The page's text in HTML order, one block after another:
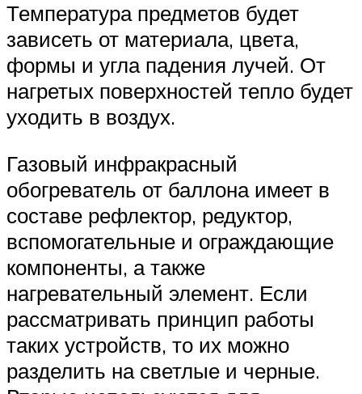
Температура предметов будет
зависеть от материала, цвета,
формы и угла падения лучей. От
нагретых поверхностей тепло будет
уходить в воздух.
Газовый инфракрасный
обогреватель от баллона имеет в
составе рефлектор, редуктор,
вспомогательные и ограждающие
компоненты, а также
нагревательный элемент. Если
рассматривать принцип работы
таких устройств, то их можно
разделить на светлые и черные.